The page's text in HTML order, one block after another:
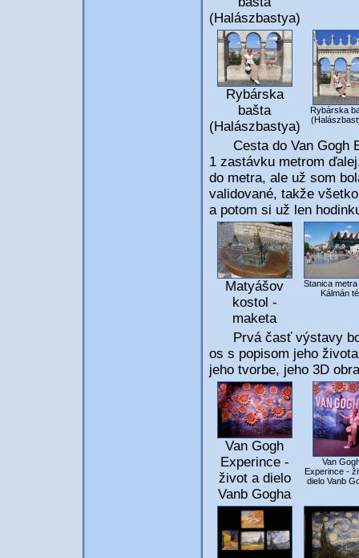
(Halászbastya)
Rybárska
bašta
(Halászbastya)
Rybárska
Cesta do Van Gogh
1 zastávku metrom
do metra, ale už som
validované, takže
a potom si už len
Matyášov
kostol -
maketa
Stanica metra
Kálmán
Prvá časť výstavy
os s popisom jeho
jeho tvorbe, jeho 3D
Van Gogh
Experince -
život a dielo
Vanb Gogha
Van
Experince -
dielo Vanb